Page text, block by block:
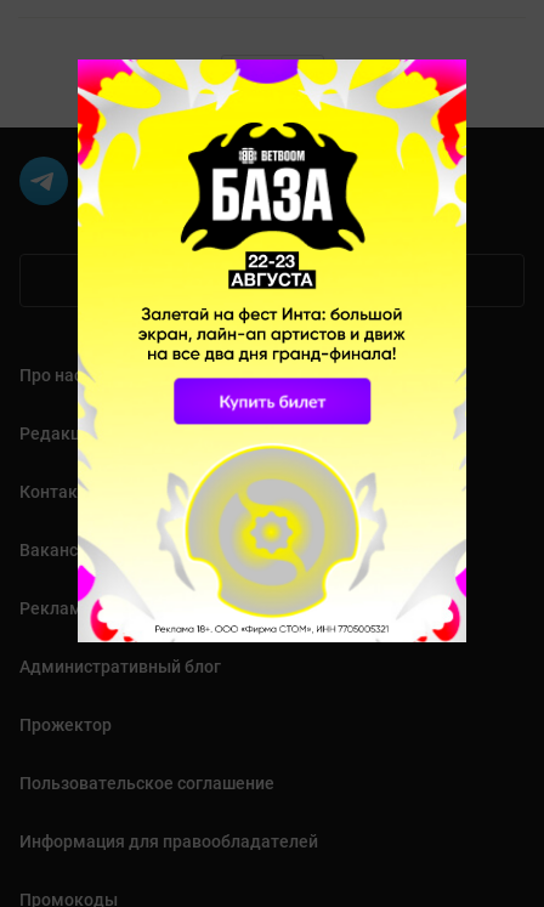
Мобильная версия
Про нас
Редакция
Контакты
Вакансии
Реклама
Административный блог
Прожектор
Пользовательское соглашение
Информация для правообладателей
Промокоды